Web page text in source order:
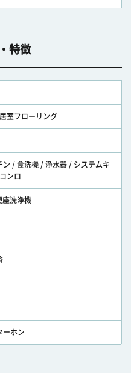
特徴
室フローリング
ン / 食洗機 / 浄水器 / システムキ
ンロ
座洗浄機
ーホン